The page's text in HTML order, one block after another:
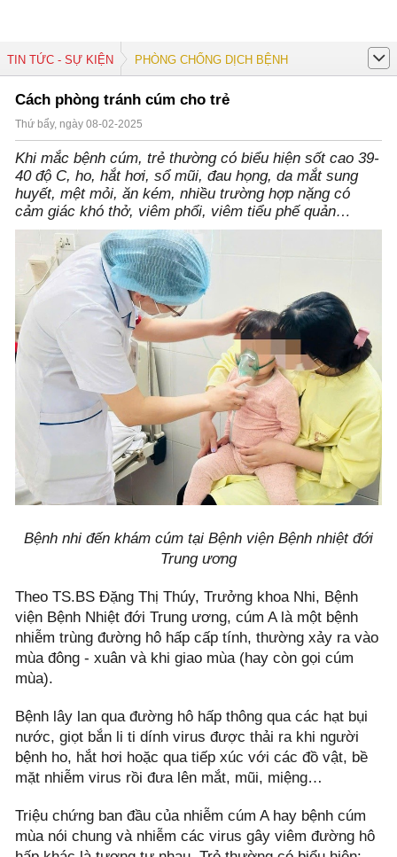
TIN TỨC - SỰ KIỆN PHÒNG CHỐNG DỊCH BỆNH
Cách phòng tránh cúm cho trẻ
Thứ bẩy, ngày 08-02-2025
Khi mắc bệnh cúm, trẻ thường có biểu hiện sốt cao 39-
40 độ C, ho, hắt hơi, sổ mũi, đau họng, da mắt sung
huyết, mệt mỏi, ăn kém, nhiều trường hợp nặng có
cảm giác khó thở, viêm phổi, viêm tiểu phế quản…
Bệnh nhi đến khám cúm tại Bệnh viện Bệnh nhiệt đới
Trung ương
Theo TS.BS Đặng Thị Thúy, Trưởng khoa Nhi, Bệnh
viện Bệnh Nhiệt đới Trung ương, cúm A là một bệnh
nhiễm trùng đường hô hấp cấp tính, thường xảy ra vào
mùa đông - xuân và khi giao mùa (hay còn gọi cúm
mùa).
Bệnh lây lan qua đường hô hấp thông qua các hạt bụi
nước, giọt bắn li ti dính virus được thải ra khi người
bệnh ho, hắt hơi hoặc qua tiếp xúc với các đồ vật, bề
mặt nhiễm virus rồi đưa lên mắt, mũi, miệng…
Triệu chứng ban đầu của nhiễm cúm A hay bệnh cúm
mùa nói chung và nhiễm các virus gây viêm đường hô